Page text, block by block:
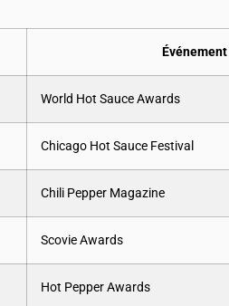
Événement
World Hot Sauce Awards
Chicago Hot Sauce Festival
Chili Pepper Magazine
Scovie Awards
Hot Pepper Awards